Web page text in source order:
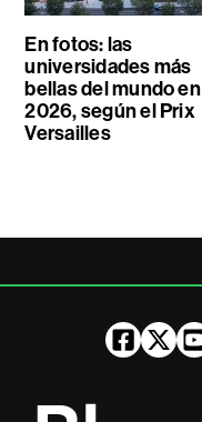
En fotos: las
universidades más
bellas del mundo en
2026, según el Prix
Versailles